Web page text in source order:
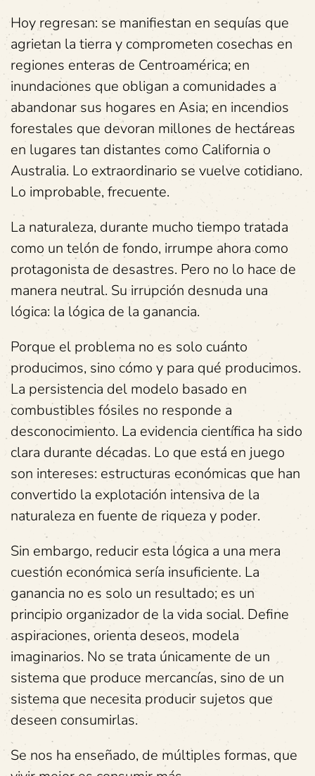
Hoy regresan: se manifiestan en sequías que
agrietan la tierra y comprometen cosechas en
regiones enteras de Centroamérica; en
inundaciones que obligan a comunidades a
abandonar sus hogares en Asia; en incendios
forestales que devoran millones de hectáreas
en lugares tan distantes como California o
Australia. Lo extraordinario se vuelve cotidiano.
Lo improbable, frecuente.
La naturaleza, durante mucho tiempo tratada
como un telón de fondo, irrumpe ahora como
protagonista de desastres. Pero no lo hace de
manera neutral. Su irrupción desnuda una
lógica: la lógica de la ganancia.
Porque el problema no es solo cuánto
producimos, sino cómo y para qué producimos.
La persistencia del modelo basado en
combustibles fósiles no responde a
desconocimiento. La evidencia científica ha sido
clara durante décadas. Lo que está en juego
son intereses: estructuras económicas que han
convertido la explotación intensiva de la
naturaleza en fuente de riqueza y poder.
Sin embargo, reducir esta lógica a una mera
cuestión económica sería insuficiente. La
ganancia no es solo un resultado; es un
principio organizador de la vida social. Define
aspiraciones, orienta deseos, modela
imaginarios. No se trata únicamente de un
sistema que produce mercancías, sino de un
sistema que necesita producir sujetos que
deseen consumirlas.
Se nos ha enseñado, de múltiples formas, que